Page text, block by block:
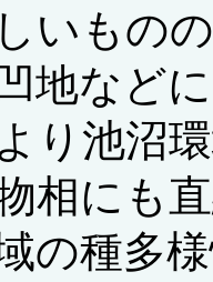
いもの
地など
り池沼
相にも
の種多